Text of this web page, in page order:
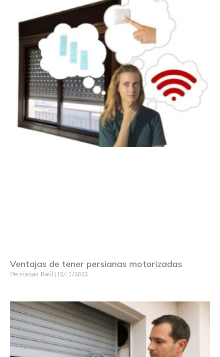
Ventajas de tener persianas motorizadas
Persianas Raúl 12/10/2022